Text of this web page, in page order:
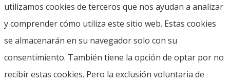
utilizamos cookies de terceros que nos ayudan a analizar
y comprender cómo utiliza este sitio web. Estas cookies
se almacenarán en su navegador solo con su
consentimiento. También tiene la opción de optar por no
recibir estas cookies. Pero la exclusión voluntaria de